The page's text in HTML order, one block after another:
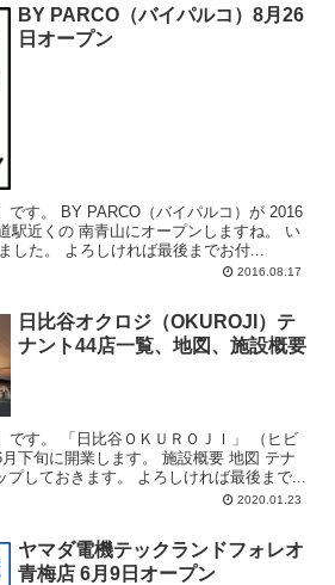
BY PARCO（バイパルコ）8月26
日オープン
ルコ）が 2016
近くの 南青山にオープンしますね。 い
ろいろ情報を収集してみました。 よろしければ最後までお付...
2016.08.17
日比谷オクロジ（OKUROJI）テ
ナント44店一覧、地図、施設概要
ＪＩ」 （ヒビ
業します。 施設概要 地図 テナ
ント44店一覧 などを アップしておきます。 よろしければ最後まで...
2020.01.23
ヤマダ電機テックランドフォレオ
青梅店 6月9日オープン